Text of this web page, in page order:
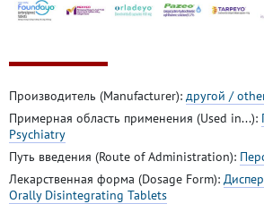
Производитель (Manufacturer): другой /
Примерная область применения (Used in...):
Psychiatry
Путь введения (Route of Administration):
Лекарственная форма (Dosage Form):
Orally Disintegrating Tablets